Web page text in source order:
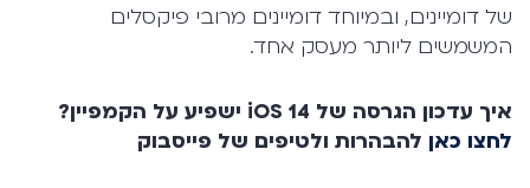
של דומיינים, ובמיוחד דומיינים מרובי פיקסלים
המשמשים ליותר מעסק אחד.
איך עדכון הגרסה של iOS 14 ישפיע על הקמפיין?
לחצו כאן להבהרות ולטיפים של פייסבוק